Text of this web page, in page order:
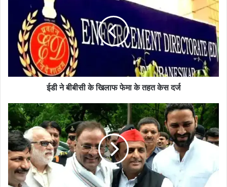
खिलाफ
फेमा
केस
ईडी ने बीबीसी के खिलाफ फेमा के तहत केस दर्ज
एनकाउंटर
पर
बोले
पूर्व
सीएम
अखिलेश,
कहा-
सरकार